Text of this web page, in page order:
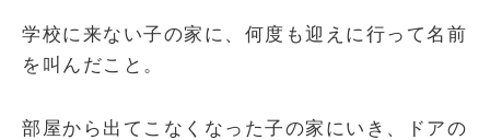
学校に来ない子の家に、何度も迎えに行って名前
を叫んだこと。
部屋から出てこなくなった子の家にいき、ドアの